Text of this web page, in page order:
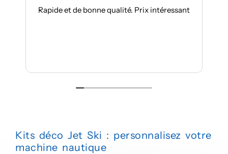
Rapide et de bonne qualité. Prix intéressant
Kits déco Jet Ski : personnalisez votre
machine nautique